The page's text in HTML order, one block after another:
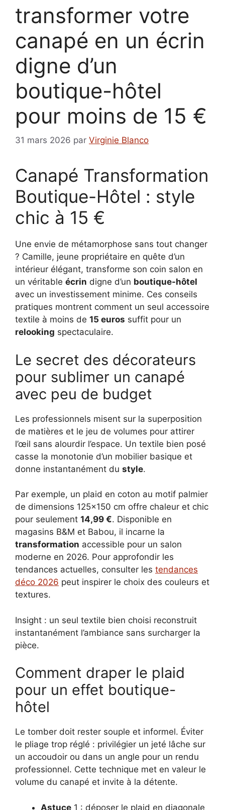
transformer votre
canapé en un écrin
digne d’un
boutique-hôtel
pour moins de 15 €
31 mars 2026 par Virginie Blanco
Canapé Transformation
Boutique-Hôtel : style
chic à 15 €
Une envie de métamorphose sans tout changer
? Camille, jeune propriétaire en quête d’un
intérieur élégant, transforme son coin salon en
un véritable écrin digne d’un boutique-hôtel
avec un investissement minime. Ces conseils
pratiques montrent comment un seul accessoire
textile à moins de 15 euros suffit pour un
relooking spectaculaire.
Le secret des décorateurs
pour sublimer un canapé
avec peu de budget
Les professionnels misent sur la superposition
de matières et le jeu de volumes pour attirer
l’œil sans alourdir l’espace. Un textile bien posé
casse la monotonie d’un mobilier basique et
donne instantanément du style.
Par exemple, un plaid en coton au motif palmier
de dimensions 125×150 cm offre chaleur et chic
pour seulement 14,99 €. Disponible en
magasins B&M et Babou, il incarne la
transformation accessible pour un salon
moderne en 2026. Pour approfondir les
tendances actuelles, consulter les tendances
déco 2026 peut inspirer le choix des couleurs et
textures.
Insight : un seul textile bien choisi reconstruit
instantanément l’ambiance sans surcharger la
pièce.
Comment draper le plaid
pour un effet boutique-
hôtel
Le tomber doit rester souple et informel. Éviter
le pliage trop réglé : privilégier un jeté lâche sur
un accoudoir ou dans un angle pour un rendu
professionnel. Cette technique met en valeur le
volume du canapé et invite à la détente.
Astuce 1 : déposer le plaid en diagonale